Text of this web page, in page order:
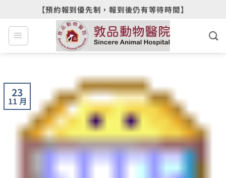
content
【預約報到優先制，報到後仍有等待時間】
23
11 月